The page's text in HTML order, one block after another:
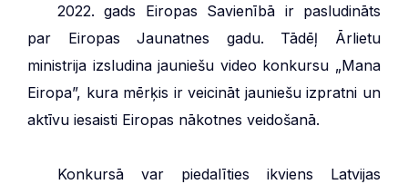
2022. gads Eiropas Savienībā ir pasludināts
par Eiropas Jaunatnes gadu. Tādēļ Ārlietu
ministrija izsludina jauniešu video konkursu „Mana
Eiropa”, kura mērķis ir veicināt jauniešu izpratni un
aktīvu iesaisti Eiropas nākotnes veidošanā.
Konkursā var piedalīties ikviens Latvijas